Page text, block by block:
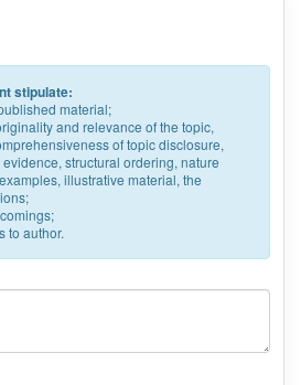
stipulate:
material;
and relevance of the topic,
of topic disclosure,
structural ordering, nature
illustrative material, the
to author.